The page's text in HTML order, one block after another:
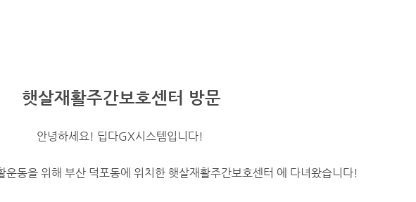
햇살재활주간보호센터 방문
​안녕하세요! 딥다GX시스템입니다!
운동을 위해 부산 덕포동에 위치한 햇살재활주간보호센터 에 다녀왔습니다!